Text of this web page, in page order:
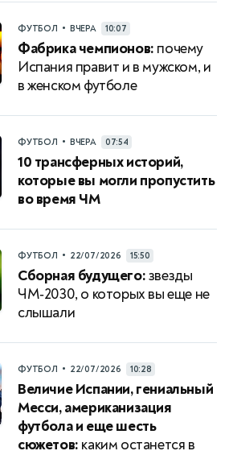
ФУТБОЛ • ВЧЕРА 10:07
Фабрика чемпионов: почему
Испания правит и в мужском, и
в женском футболе
ФУТБОЛ • ВЧЕРА 07:54
10 трансферных историй,
которые вы могли пропустить
во время ЧМ
ФУТБОЛ • 22/07/2026 15:50
Сборная будущего:звезды
ЧМ‑2030, о которых вы еще не
слышали
ФУТБОЛ • 22/07/2026 10:28
Величие Испании, гениальный
Месси, американизация
футбола и еще шесть
сюжетов: каким останется в